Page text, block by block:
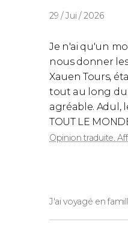
29 / Jui / 2026
Je n'ai qu'un
nous donner
Xauen Tours,
tout au long du
agréable. Adul,
TOUT LE
Opinion traduite.
J'ai voyagé en